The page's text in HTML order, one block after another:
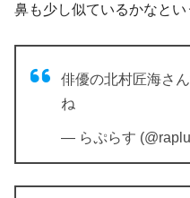
鼻も少し似ているかなとい
俳優の北村匠海さ
ね
— らぷらす